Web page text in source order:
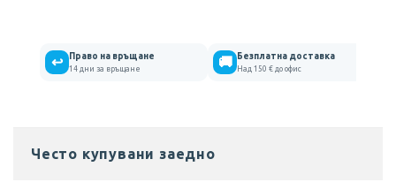
↩ Право на връщане
14 дни за връщане 🚚 Безплатна доставка
Над 150 € до офис
Често купувани заедно